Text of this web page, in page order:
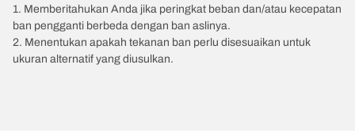
1. Memberitahukan Anda jika peringkat beban dan/atau kecepatan
ban pengganti berbeda dengan ban aslinya.
2. Menentukan apakah tekanan ban perlu disesuaikan untuk
ukuran alternatif yang diusulkan.